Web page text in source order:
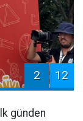
2 12
günden